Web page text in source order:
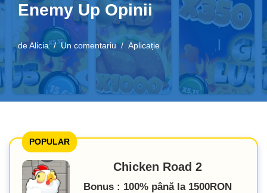
Enemy Up Opinii
deAlicia Un comentariu Aplicație
POPULAR
Chicken Road 2
Bonus : 100% până la 1500RON